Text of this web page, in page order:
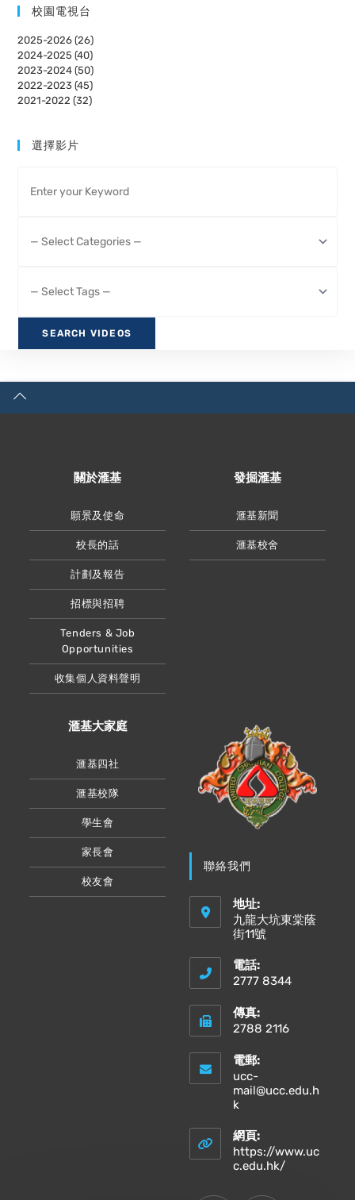
校園電視台
2025-2026 (26)
2024-2025 (40)
2023-2024 (50)
2022-2023 (45)
2021-2022 (32)
選擇影片
關於滙基
願景及使命
校長的話
計劃及報告
招標與招聘
Tenders & Job
Opportunities
收集個人資料聲明
發掘滙基
滙基新聞
滙基校舍
滙基大家庭
滙基四社
滙基校隊
學生會
家長會
校友會
聯絡我們
地址:
九龍大坑東棠蔭
街11號
電話:
2777 8344
傳真:
2788 2116
電郵:
ucc-
mail@ucc.edu.h
k
your
application
網頁:
https://www.uc
c.edu.hk/Opens